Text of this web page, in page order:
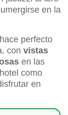
en la
perfecto
con vistas
en las
como
en